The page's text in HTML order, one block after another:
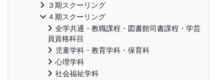
３期スクーリング
４期スクーリング
全学共通・教職課程・図書館司書課程・学芸
員資格科目
児童学科・教育学科・保育科
心理学科
社会福祉学科